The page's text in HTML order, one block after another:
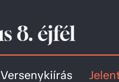
Versenykiírás